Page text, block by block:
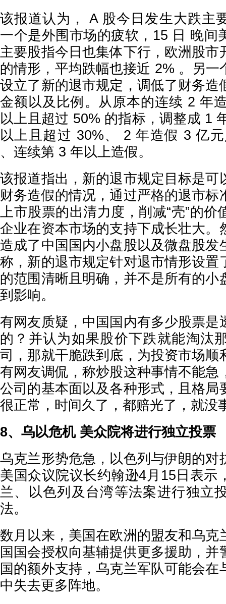
该报道认为， A 股今日发生大跌主
一个是外围市场的疲软，15 日 晚间
主要股指今日也集体下行，欧洲股市
的情形，平均跌幅也接近 2% 。另一
设立了新的退市规定，调低了财务造
金额以及比例。从原本的连续 2 年
以上且超过 50% 的指标，调整成 1
以上且超过 30%、 2 年造假 3 亿
、连续第 3 年以上造假。
该报道指出，新的退市规定目标是可
财务造假的情况，通过严格的退市标
上市股票的出清力度，削减“壳”的价
企业在资本市场的支持下成长壮大。
造成了中国国内小盘股以及微盘股发
称，新的退市规定针对退市情形设置
的范围清晰且明确，并不是所有的小
到影响。
有网友质疑，中国国内有多少股票是
的？并认为如果股价下跌就能淘汰
司，那就干脆跌到底，为投资市场顺
有网友调侃，称炒股这种事情不能急
公司的基本面以及各种形式，且格局
很正常，时间久了，都赔光了，就没
8、乌以危机 美众院将进行独立投票
乌克兰形势危急，以色列与伊朗的对
美国众议院议长约翰逊4月15日表示
兰、以色列及台湾等法案进行独立
法。
数月以来，美国在欧洲的盟友和乌克
国国会授权向基辅提供更多援助，并
国的额外支持，乌克兰军队可能会在
中失去更多阵地。